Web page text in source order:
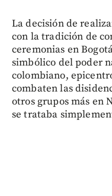
La decisión de
con la tradición de
ceremonias en
simbólico del poder
colombiano,
combaten las
otros grupos más en
se trataba